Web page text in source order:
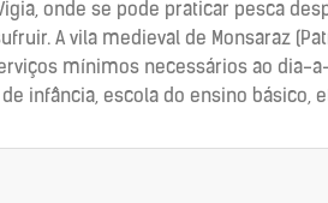
onde se pode praticar pesca
A vila medieval de Monsaraz
mínimos necessários ao dia-
infância, escola do ensino básico,